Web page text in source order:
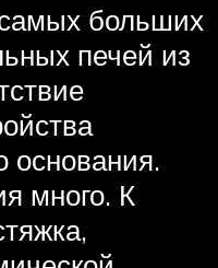
больших
печей из
основания.
много. К